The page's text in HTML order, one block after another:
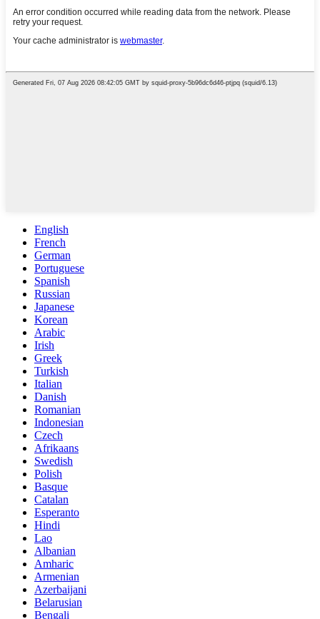
English
French
German
Portuguese
Spanish
Russian
Japanese
Korean
Arabic
Irish
Greek
Turkish
Italian
Danish
Romanian
Indonesian
Czech
Afrikaans
Swedish
Polish
Basque
Catalan
Esperanto
Hindi
Lao
Albanian
Amharic
Armenian
Azerbaijani
Belarusian
Bengali